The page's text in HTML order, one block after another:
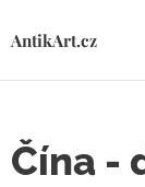
AntikArt.cz
Čína -